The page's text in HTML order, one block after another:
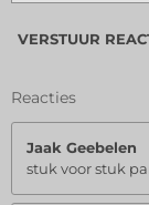
VERSTUUR
Reacties
Jaak Geebelen
stuk voor stuk